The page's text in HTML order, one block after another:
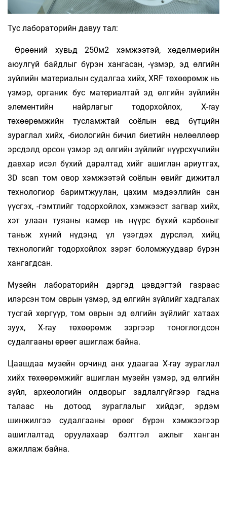
Тус лабораторийн давуу тал:
Өрөөний хувьд 250м2 хэмжээтэй, хөдөлмөрийн
аюулгүй байдлыг бүрэн хангасан, -үзмэр, эд өлгийн
зүйлийн материалын судалгаа хийх, XRF төхөөрөмж нь
үзмэр, органик бус материалтай эд өлгийн зүйлийн
элементийн найрлагыг тодорхойлох, Х-ray
төхөөрөмжийн тусламжтай соёлын өвд бүтцийн
зураглал хийх, -биологийн бичил биетийн нөлөөллөөр
эрсдэлд орсон үзмэр эд өлгийн зүйлийг нүүрсхүчлийн
давхар исэл бүхий даралтад хийг ашиглан ариутгах,
3D scan том овор хэмжээтэй соёлын өвийг дижитал
технологиор баримтжуулан, цахим мэдээллийн сан
үүсгэх, -гэмтлийг тодорхойлох, хэмжээст загвар хийх,
хэт улаан туяаны камер нь нүүрс бүхий карбоныг
таньж хүний нүдэнд үл үзэгдэх дүрслэл, хийц
технологийг тодорхойлох зэрэг боломжуудаар бүрэн
хангагдсан.
Музейн лабораторийн дэргэд цэвдэгтэй газраас
илэрсэн том оврын үзмэр, эд өлгийн зүйлийг хадгалах
тусгай хөргүүр, том оврын эд өлгийн зүйлийг хатаах
зуух, X-ray төхөөрөмж зэргээр тоноглогдсон
судалгааны өрөөг ашиглаж байна.
Цаашдаа музейн орчинд анх удаагаа X-ray зураглал
хийх төхөөрөмжийг ашиглан музейн үзмэр, эд өлгийн
зүйл, археологийн олдворыг задлалгүйгээр гадна
талаас нь дотоод зураглалыг хийдэг, эрдэм
шинжилгээ судалгааны өрөөг бүрэн хэмжээгээр
ашиглалтад оруулахаар бэлтгэл ажлыг ханган
ажиллаж байна.